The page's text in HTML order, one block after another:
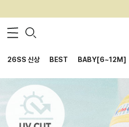
26SS 신상 BEST BABY[6~12M]